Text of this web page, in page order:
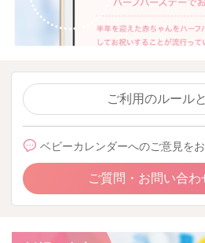
ご利用のルール
ベビーカレンダーへのご意見を
ご質問・お問い合わ